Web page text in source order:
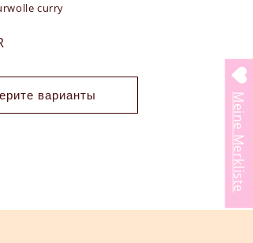
curry
варианты Meine Merkliste